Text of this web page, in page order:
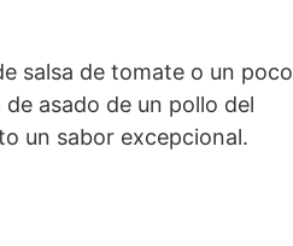
salsa de tomate o un poco
asado de un pollo del
un sabor excepcional.